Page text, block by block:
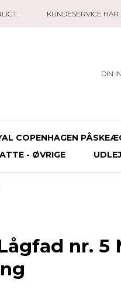
KUNDESERVICE
DIN
COPENHAGEN
- ØVRIGE
nr. 5